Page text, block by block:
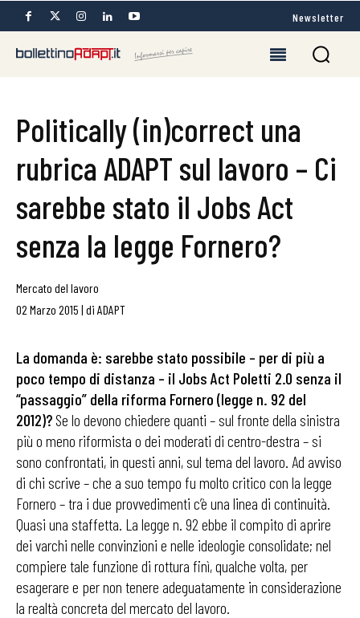
Newsletter
Politically (in)correct una
rubrica ADAPT sul lavoro – Ci
sarebbe stato il Jobs Act
senza la legge Fornero?
Mercato del lavoro
02 Marzo 2015 | di ADAPT
La domanda è: sarebbe stato possibile – per di più a
poco tempo di distanza – il Jobs Act Poletti 2.0 senza il
“passaggio” della riforma Fornero (legge n. 92 del
2012)?Se lo devono chiedere quanti – sul fronte della sinistra
più o meno riformista o dei moderati di centro-destra – si
sono confrontati, in questi anni, sul tema del lavoro. Ad avviso
di chi scrive – che a suo tempo fu molto critico con la legge
Fornero – tra i due provvedimenti c’è una linea di continuità.
Quasi una staffetta. La legge n. 92 ebbe il compito di aprire
dei varchi nelle convinzioni e nelle ideologie consolidate; nel
compiere tale funzione di rottura finì, qualche volta, per
esagerare e per non tenere adeguatamente in considerazione
la realtà concreta del mercato del lavoro.